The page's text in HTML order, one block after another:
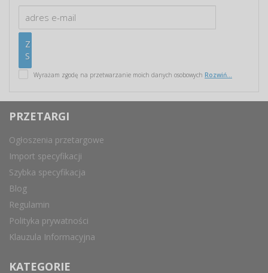
Wyrażam zgodę na przetwarzanie moich danych osobowych Rozwiń...
PRZETARGI
Ogłoszenia przetargowe
Import specyfikacji
Szybka specyfikacja
Blog
Regulamin
Polityka prywatności
Klauzula Informacyjna
KATEGORIE